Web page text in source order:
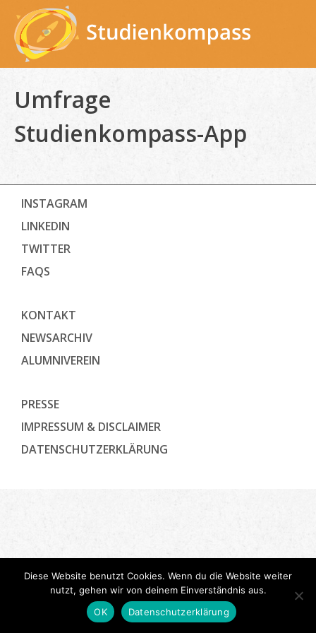
content
Umfrage
Studienkompass-App
INSTAGRAM
LINKEDIN
TWITTER
FAQS
KONTAKT
NEWSARCHIV
ALUMNIVEREIN
PRESSE
IMPRESSUM & DISCLAIMER
DATENSCHUTZ­ERKLÄRUNG
Diese Website benutzt Cookies. Wenn du die Website weiter
nutzt, gehen wir von deinem Einverständnis aus.
OK
Datenschutzerklärung